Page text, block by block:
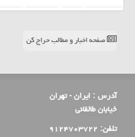
صفحه اخبار و مطالب حراج کن
آدرس : ایران - تهران
خیابان طالقانی
تلفن: ۹۱۲۴۷۰۳۷۲۲